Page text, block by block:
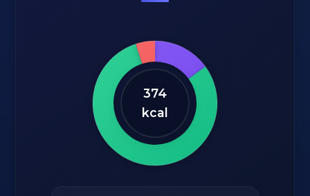
374
kcal